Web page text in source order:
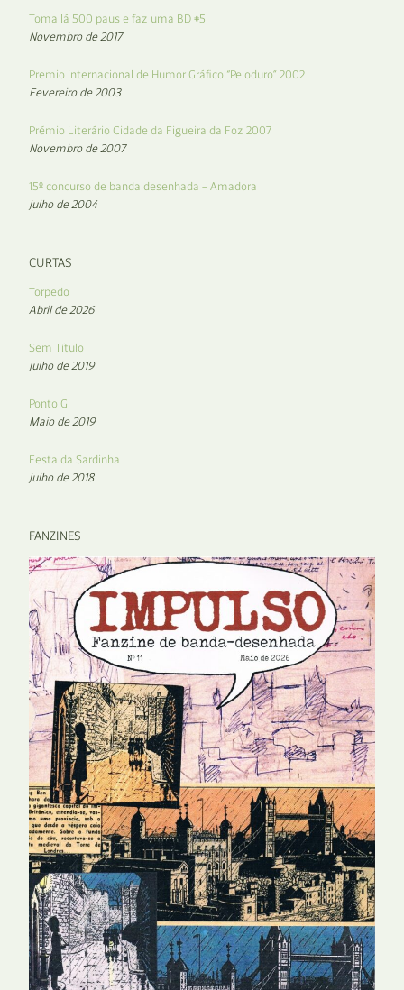
Toma lá 500 paus e faz uma BD #5
Novembro de 2017
Premio Internacional de Humor Gráfico “Peloduro” 2002
Fevereiro de 2003
Prémio Literário Cidade da Figueira da Foz 2007
Novembro de 2007
15º concurso de banda desenhada – Amadora
Julho de 2004
CURTAS
Torpedo
Abril de 2026
Sem Título
Julho de 2019
Ponto G
Maio de 2019
Festa da Sardinha
Julho de 2018
FANZINES